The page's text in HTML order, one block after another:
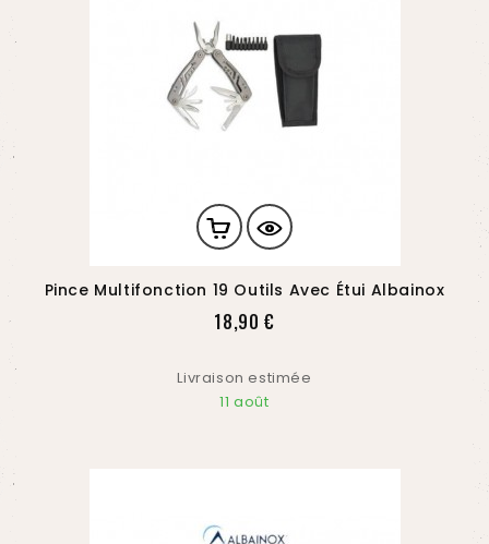
Pince Multifonction 19 Outils Avec Étui Albainox
18,90 €Prix
Livraison estimée
11 août